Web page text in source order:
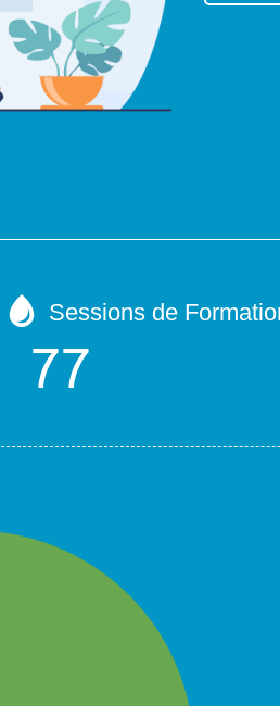
Sessions de